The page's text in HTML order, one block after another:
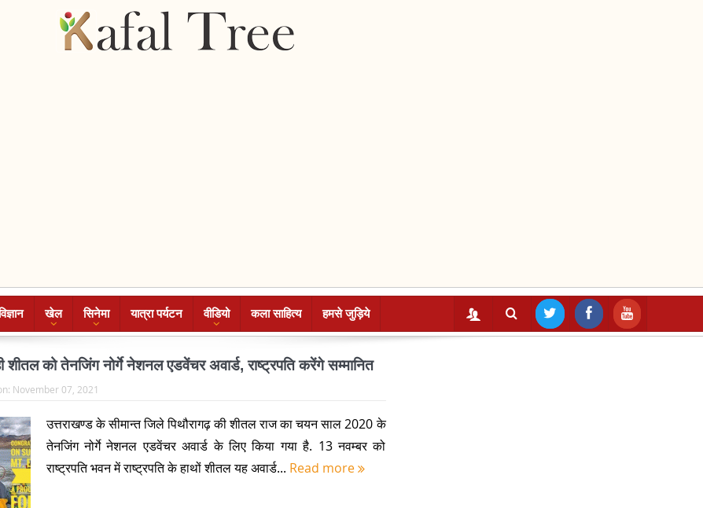
खेल सिनेमा यात्रा पर्यटन वीडियो कला साहित्य हमसे जुड़िये
शीतल को तेनजिंग नोर्गे नेशनल एडवेंचर अवार्ड, राष्ट्रपति करेंगे सम्मानित
November 07, 2021
उत्तराखण्ड के सीमान्त जिले पिथौरागढ़ की शीतल राज का चयन साल 2020 के
तेनजिंग नोर्गे नेशनल एडवेंचर अवार्ड के लिए किया गया है. 13 नवम्बर को
राष्ट्रपति भवन में राष्ट्रपति के हाथों शीतल यह अवार्ड... Read more